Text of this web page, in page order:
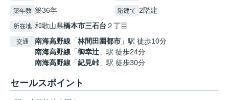
築年数 築36年 階建て 2階建
所在地 和歌山県橋本市三石台 ２丁目
交通 南海高野線 「林間田園都市 」駅 徒歩10分
南海高野線 「御幸辻 」駅 徒歩24分
南海高野線 「紀見峠」駅 徒歩30分
セールスポイント